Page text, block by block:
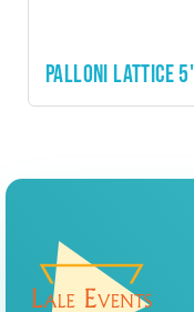
PALLONI LATTICE